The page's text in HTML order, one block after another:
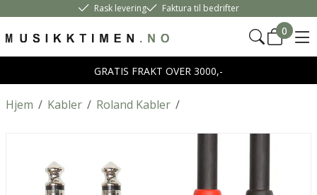
Rask levering Faktura til bedrifter
0
GRATIS FRAKT OVER 3000,-
/
Hjem /
Kabler /
Roland Kabler